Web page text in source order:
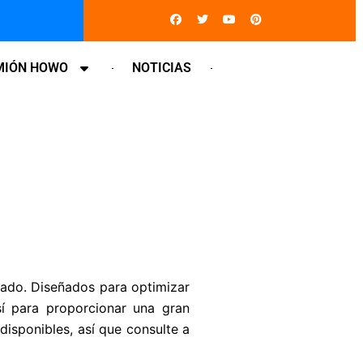
Facebook
TwitterYoutubePinterest
HOWO NOTICIAS
Diseñados para optimizar
para proporcionar una gran
así que consulte a